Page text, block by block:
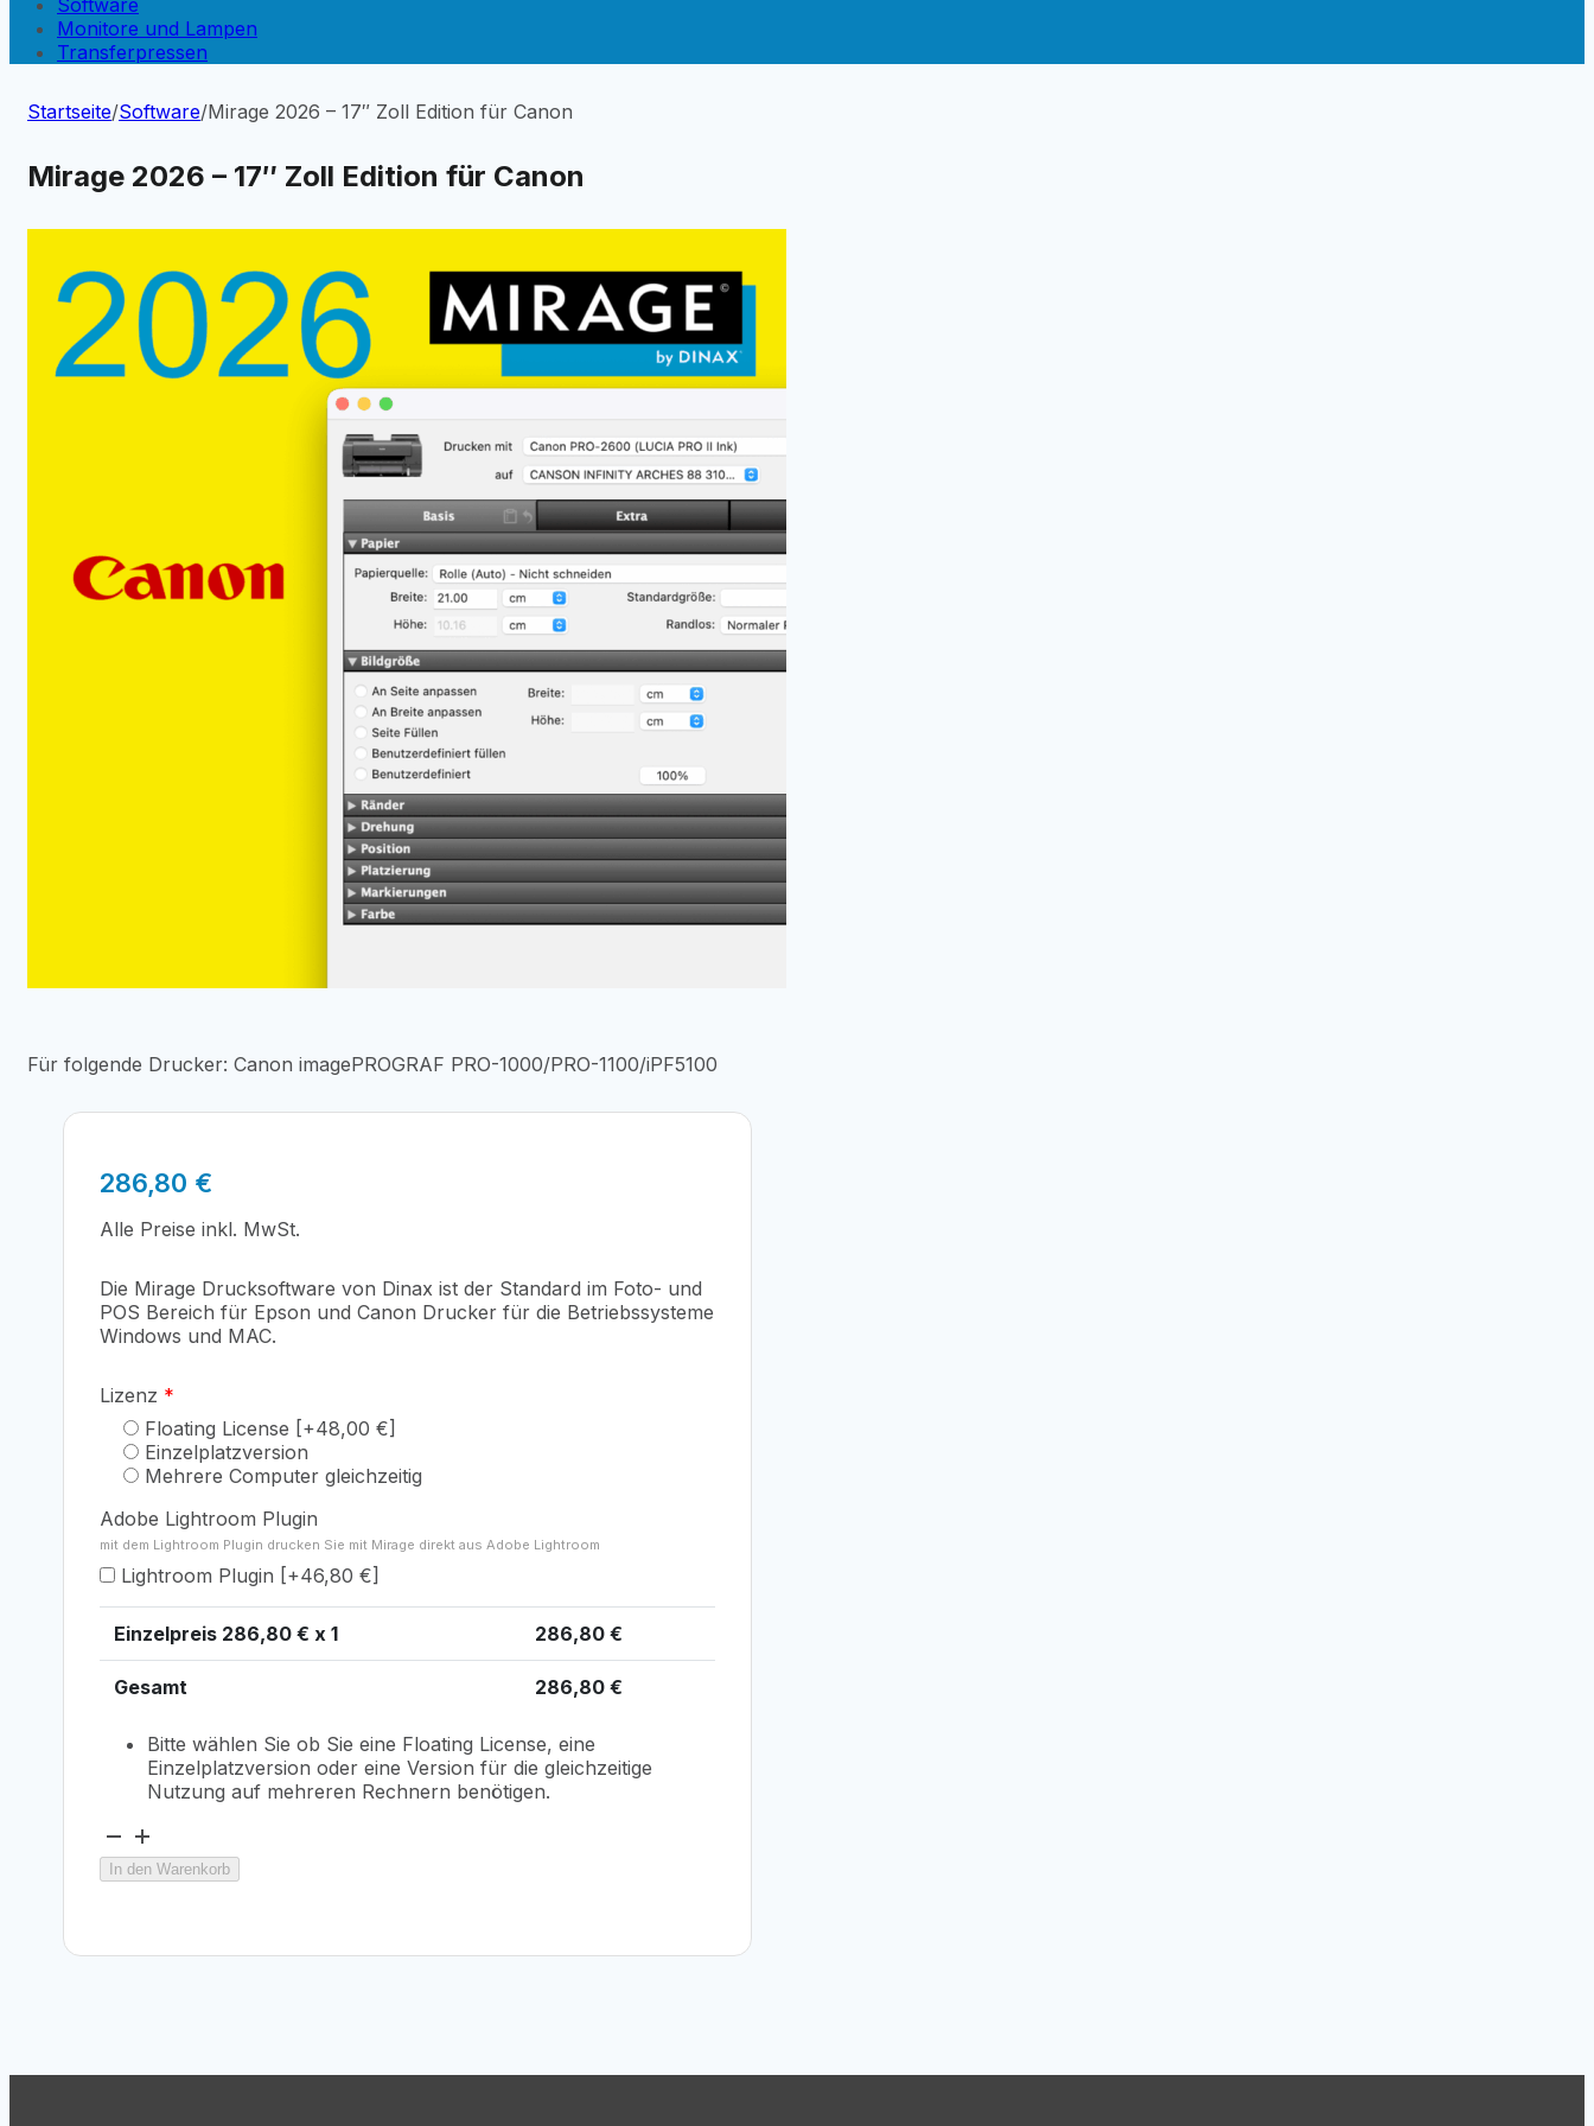
Software
Monitore und Lampen
Transferpressen
Startseite/Software/Mirage 2026 – 17″ Zoll Edition für Canon
Mirage 2026 – 17″ Zoll Edition für Canon
Für folgende Drucker: Canon imagePROGRAF PRO-1000/PRO-1100/iPF5100
286,80 €
Alle Preise inkl. MwSt.
Die Mirage Drucksoftware von Dinax ist der Standard im Foto- und
POS Bereich für Epson und Canon Drucker für die Betriebssysteme
Windows und MAC.
Lizenz *
Floating License [+48,00 €]
Einzelplatzversion
Mehrere Computer gleichzeitig
Adobe Lightroom Plugin
mit dem Lightroom Plugin drucken Sie mit Mirage direkt aus Adobe Lightroom
Lightroom Plugin [+46,80 €]
Einzelpreis 286,80 € x 1 286,80 €
Gesamt 286,80 €
Bitte wählen Sie ob Sie eine Floating License, eine
Einzelplatzversion oder eine Version für die gleichzeitige
Nutzung auf mehreren Rechnern benötigen.
Mirage
2026
-
Edition
In den Warenkorb